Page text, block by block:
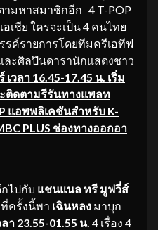
ามหาสมาชิกอีก 4 T-POP
เชีย ใครจะเป็น 4 คนไทย
รค์รายการโดยทีมครีเอทีฟ
ละศิลปินดารานักแสดงชาว
เวลา 16.45-17.45 น. เริ่ม
ติดตามรีรันทางแพลท
แอพพลิเคชันสำหรับ K-
PLUS ช่องทางออกอา
ไปกับ แชนแนล ทรี มูฟวี่ส์
ครั้งนี้พา เฉินหลง มาบุก
ลา 23.55-01.55 น. 4 เรื่อง 4